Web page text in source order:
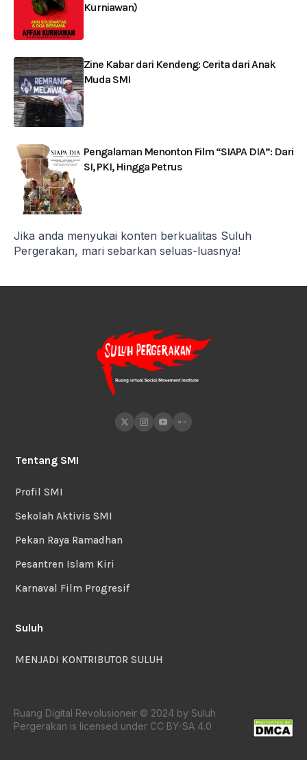
Kurniawan)
Zine Kabar dari Kendeng: Cerita dari Anak
Muda SMI
Pengalaman Menonton Film “SIAPA DIA”: Dari
SI, PKI, Hingga Petrus
Jika anda menyukai konten berkualitas Suluh
Pergerakan, mari sebarkan seluas-luasnya!
Tentang SMI
Profil SMI
Sekolah Aktivis SMI
Pekan Raya Ramadhan
Pesantren Islam Kiri
Karnaval Film Progresif
Suluh
MENJADI KONTRIBUTOR SULUH
Ruang Digital Revolusioneir © 2024 by Suluh
Pergerakan is licensed under CC BY-SA 4.0